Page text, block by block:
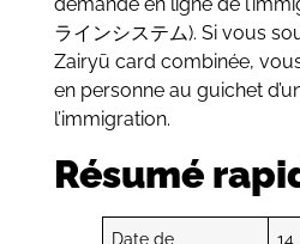
ラインシステム). Si vous
Zairyū card combinée,
en personne au guichet
l’immigration.
Résumé
Date de
14